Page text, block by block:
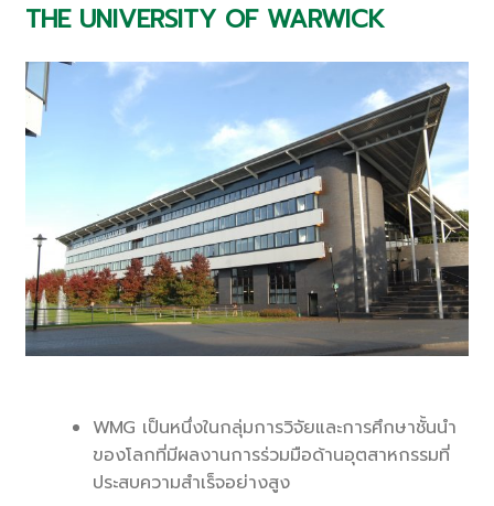
THE UNIVERSITY OF WARWICK
WMG เป็นหนึ่งในกลุ่มการวิจัยและการศึกษาชั้นนำ
ของโลกที่มีผลงานการร่วมมือด้านอุตสาหกรรมที่
ประสบความสำเร็จอย่างสูง